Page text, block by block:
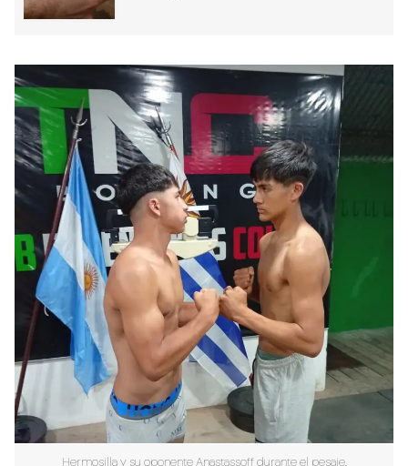
Hermosilla y su oponente Anastassoff durante el pesaje.